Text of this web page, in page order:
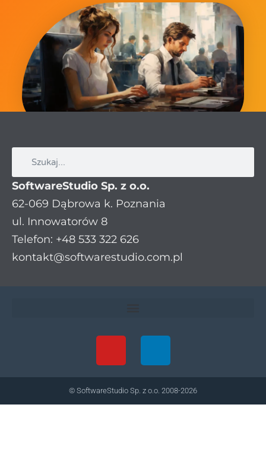
SoftwareStudio Sp. z o.o.
62-069 Dąbrowa k. Poznania
ul. Innowatorów 8
Telefon: +48 533 322 626
kontakt@softwarestudio.com.pl
© SoftwareStudio Sp. z o.o. 2008-2026